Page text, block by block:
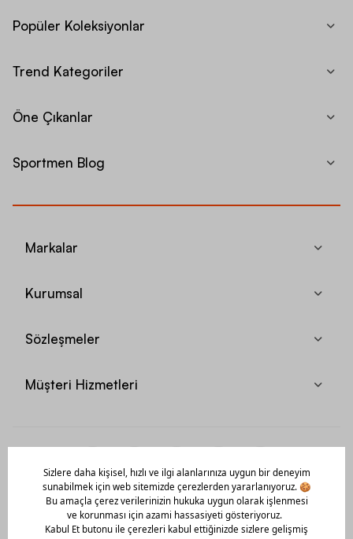
Popüler Koleksiyonlar
Trend Kategoriler
Öne Çıkanlar
Sportmen Blog
Markalar
Kurumsal
Sözleşmeler
Müşteri Hizmetleri
Mobil Uygulamamızı Hemen İndir!